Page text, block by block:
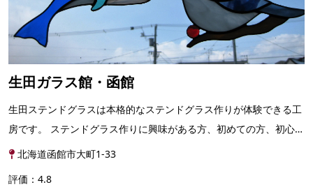
生田ガラス館・函館
生田ステンドグラスは本格的なステンドグラス作りが体験できる工
房です。 ステンドグラス作りに興味がある方、初めての方、初心者
の方、函館観光の想い出に残るものを作って帰りた...
北海道函館市大町1-33
評価：4.8